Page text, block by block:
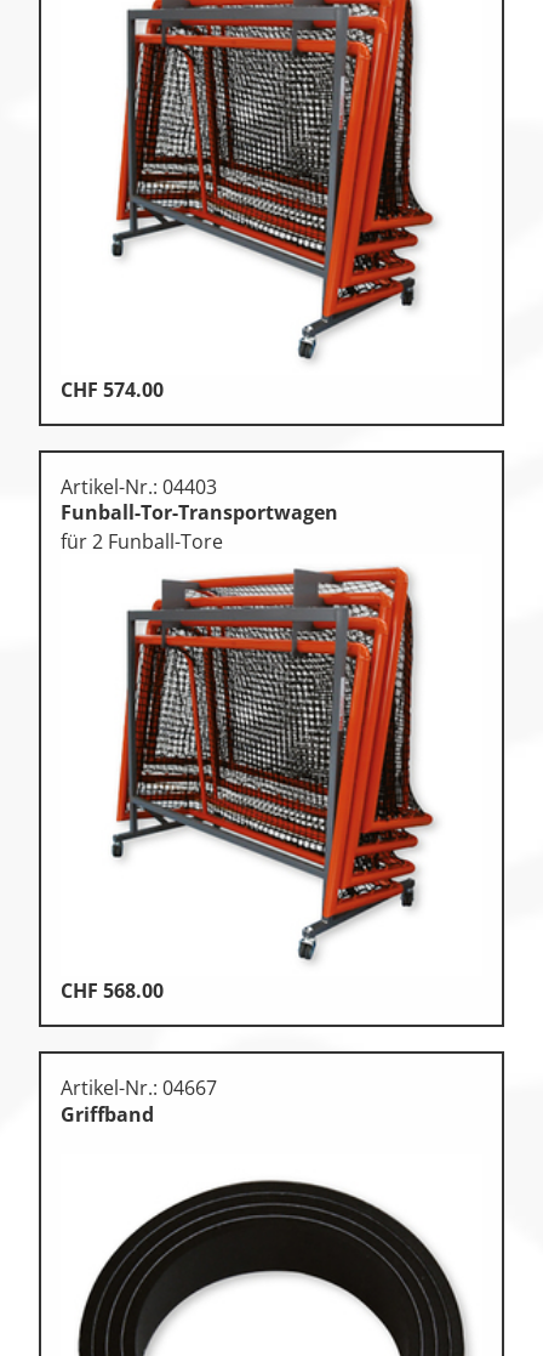
CHF 574.00
Artikel-Nr.: 04403
Funball-Tor-Transportwagen
für 2 Funball-Tore
CHF 568.00
Artikel-Nr.: 04667
Griffband